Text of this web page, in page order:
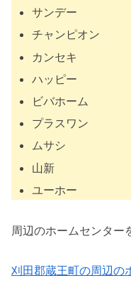
サンデー
チャンピオン
カンセキ
ハッピー
ビバホーム
プラスワン
ムサシ
山新
ユーホー
周辺のホームセンター
刈田郡蔵王町の周辺の